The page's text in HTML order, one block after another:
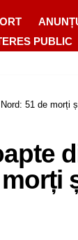
PUBLIC
51 de morți